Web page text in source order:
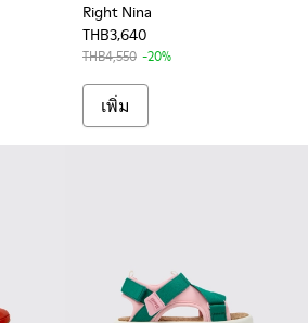
Right Nina
THB3,640
THB4,550 -20%
เพิ่ม